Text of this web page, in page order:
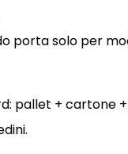
porta solo per
pallet + cartone